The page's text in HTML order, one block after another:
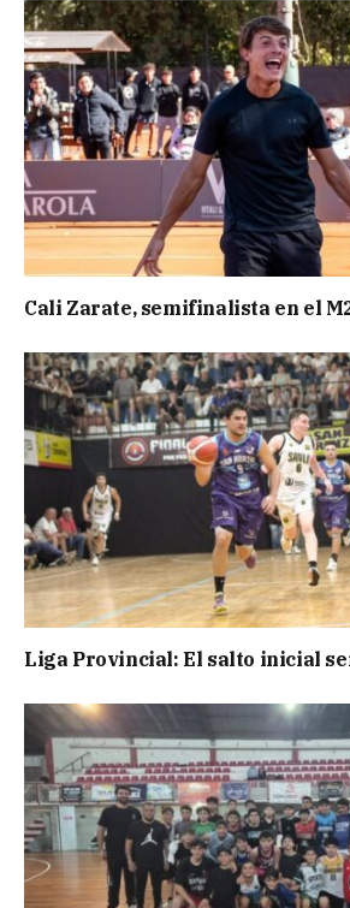
Cali Zarate, semifinalista en el
Liga Provincial: El salto inicial